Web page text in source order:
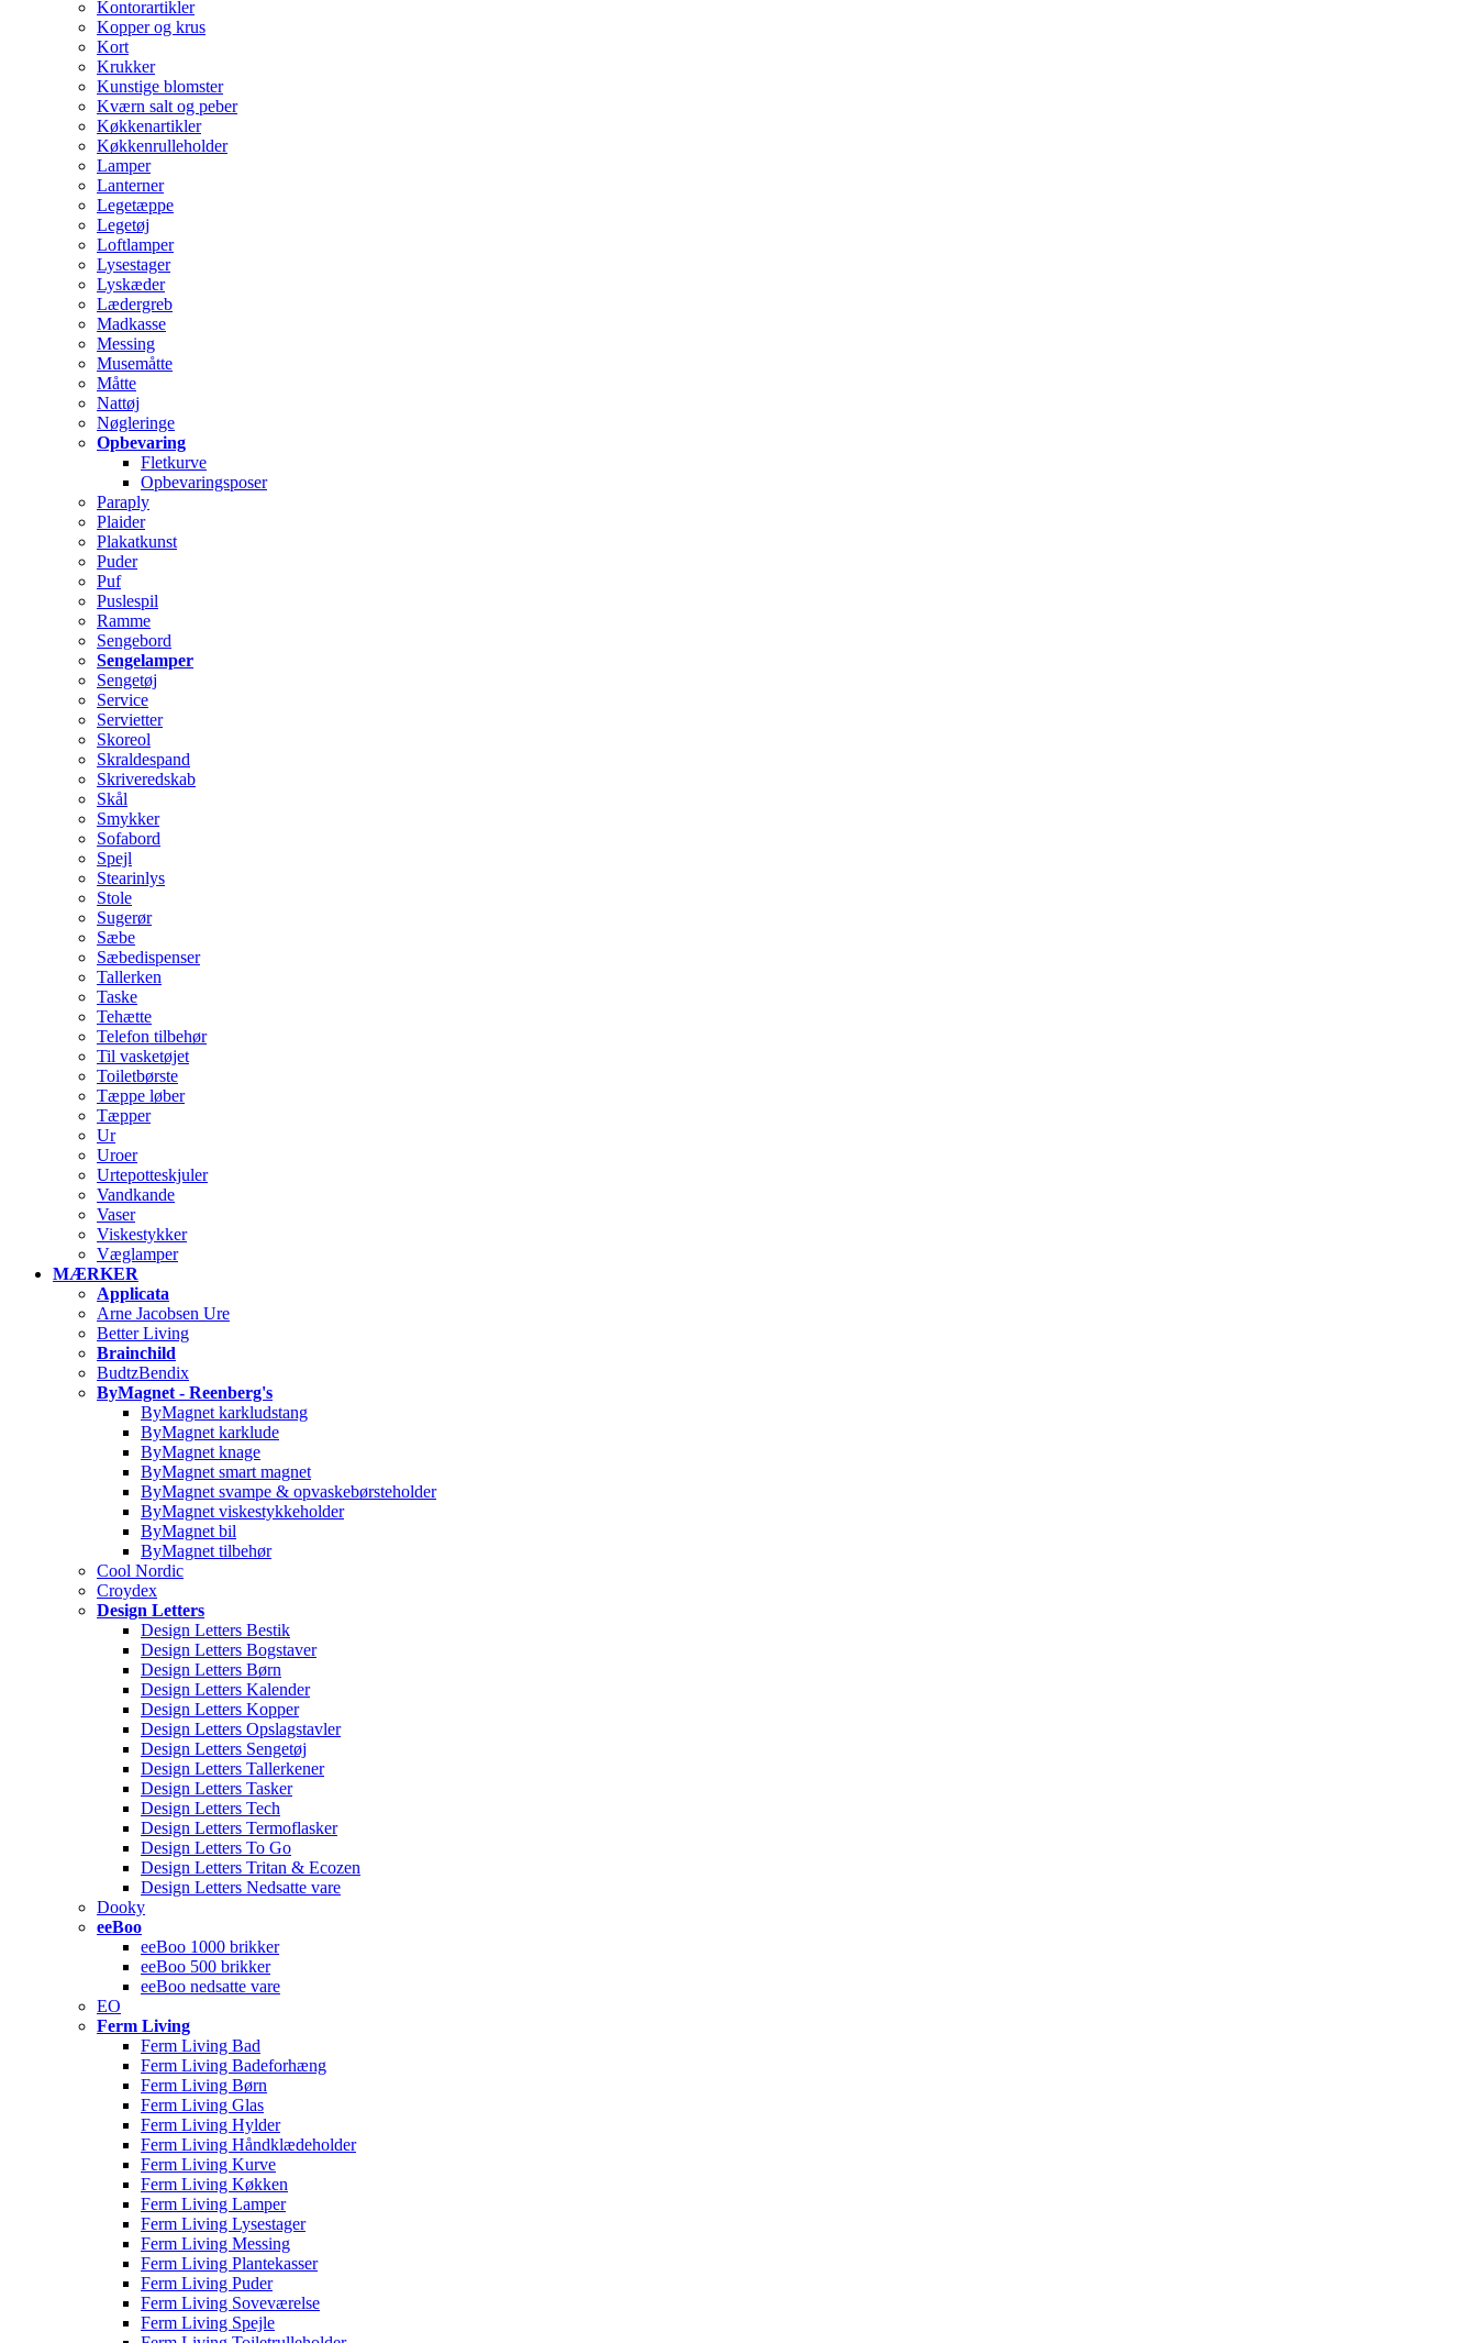
Kontorartikler
Kopper og krus
Kort
Krukker
Kunstige blomster
Kværn salt og peber
Køkkenartikler
Køkkenrulleholder
Lamper
Lanterner
Legetæppe
Legetøj
Loftlamper
Lysestager
Lyskæder
Lædergreb
Madkasse
Messing
Musemåtte
Måtte
Nattøj
Nøgleringe
Opbevaring
Fletkurve
Opbevaringsposer
Paraply
Plaider
Plakatkunst
Puder
Puf
Puslespil
Ramme
Sengebord
Sengelamper
Sengetøj
Service
Servietter
Skoreol
Skraldespand
Skriveredskab
Skål
Smykker
Sofabord
Spejl
Stearinlys
Stole
Sugerør
Sæbe
Sæbedispenser
Tallerken
Taske
Tehætte
Telefon tilbehør
Til vasketøjet
Toiletbørste
Tæppe løber
Tæpper
Ur
Uroer
Urtepotteskjuler
Vandkande
Vaser
Viskestykker
Væglamper
MÆRKER
Applicata
Arne Jacobsen Ure
Better Living
Brainchild
BudtzBendix
ByMagnet - Reenberg's
ByMagnet karkludstang
ByMagnet karklude
ByMagnet knage
ByMagnet smart magnet
ByMagnet svampe & opvaskebørsteholder
ByMagnet viskestykkeholder
ByMagnet bil
ByMagnet tilbehør
Cool Nordic
Croydex
Design Letters
Design Letters Bestik
Design Letters Bogstaver
Design Letters Børn
Design Letters Kalender
Design Letters Kopper
Design Letters Opslagstavler
Design Letters Sengetøj
Design Letters Tallerkener
Design Letters Tasker
Design Letters Tech
Design Letters Termoflasker
Design Letters To Go
Design Letters Tritan & Ecozen
Design Letters Nedsatte vare
Dooky
eeBoo
eeBoo 1000 brikker
eeBoo 500 brikker
eeBoo nedsatte vare
EO
Ferm Living
Ferm Living Bad
Ferm Living Badeforhæng
Ferm Living Børn
Ferm Living Glas
Ferm Living Hylder
Ferm Living Håndklædeholder
Ferm Living Kurve
Ferm Living Køkken
Ferm Living Lamper
Ferm Living Lysestager
Ferm Living Messing
Ferm Living Plantekasser
Ferm Living Puder
Ferm Living Soveværelse
Ferm Living Spejle